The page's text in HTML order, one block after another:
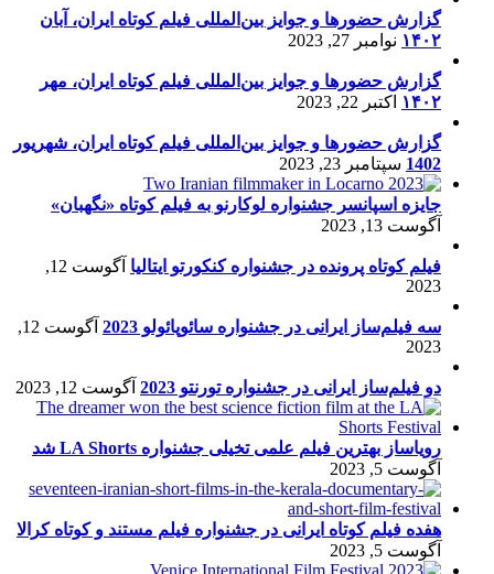
گزارش حضورها و جوایز بین‌المللی فیلم کوتاه ایران، آبان
۱۴۰۲ نوامبر 27, 2023
گزارش حضورها و جوایز بین‌المللی فیلم کوتاه ایران، مهر
۱۴۰۲ اکتبر 22, 2023
گزارش حضورها و جوایز بین‌المللی فیلم کوتاه ایران، شهریور
1402 سپتامبر 23, 2023
جایزه اسپانسر جشنواره لوکارنو به فیلم کوتاه «نگهبان»
آگوست 13, 2023
فیلم کوتاه پرونده در جشنواره کنکورتو ایتالیا
آگوست 12,
2023
سه فیلم‌ساز ایرانی در جشنواره سائوپائولو 2023
آگوست 12,
2023
دو فیلم‌ساز ایرانی در جشنواره تورنتو 2023 آگوست 12, 2023
رویاساز بهترین فیلم علمی تخیلی جشنواره LA Shorts شد
آگوست 5, 2023
هفده فیلم کوتاه ایرانی در جشنواره فیلم مستند و کوتاه کرالا
آگوست 5, 2023